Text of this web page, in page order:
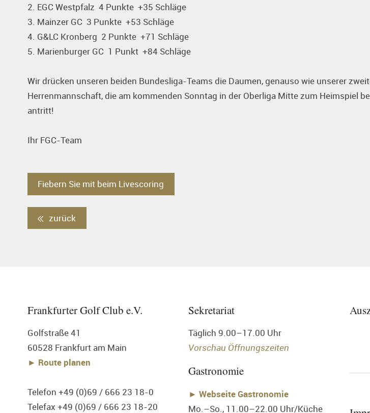
2. EGC Westpfalz 4 Punkte +35 Schläge
3. Mainzer GC 3 Punkte +53 Schläge
4. G&LC Kronberg 2 Punkte +71 Schläge
5. Marienburger GC 1 Punkt +84 Schläge
Wir drücken unseren beiden Bundesliga-Teams die Daumen, genauso wie unserer
Herrenmannschaft, die am kommenden Sonntag in der Oberliga Mitte zum Heimspiel
antritt!
Ihr FGC-Team
Fiebern Sie mit beim Livescoring
zurück
Frankfurter Golf Club e.V.
Golfstraße 41
60528 Frankfurt am Main
► Route planen
Telefon +49 (0)69 / 666 23 18-0
Telefax +49 (0)69 / 666 23 18-20
Sekretariat
Täglich 9.00–17.00 Uhr
Vorschau Öffnungszeiten
Gastronomie
►Webseite Gastronomie
Mo.–So., 11.00–22.00 Uhr/Küche